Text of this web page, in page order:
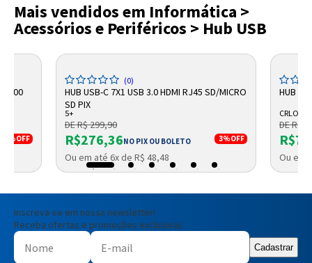
Mais vendidos em Informática >
Acessórios e Periféricos > Hub USB
16%OFF
(0)
HUB USB-C 7X1 USB 3.0 HDMI RJ45 SD/MICRO
SD PIX
5+
DE R$ 299,90
R$276,36NO PIX OU BOLETO 3%OFF
Ou em até 6x de R$ 48,48
HUB
CRLO
DE R$
Ou em
Inscreva-se em nossa newsletter!
Receba ofertas e promoções exclusivas
Cadastrar